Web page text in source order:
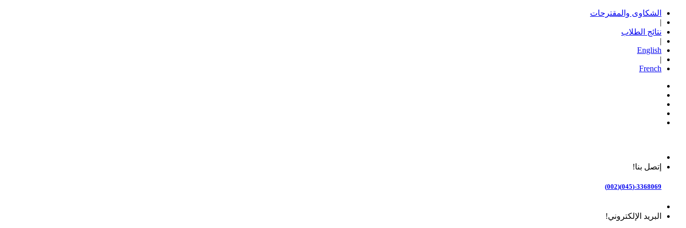
الشكاوى والمقترحات
|
نتائج الطلاب
|
English
|
French
إتصل بنا!
3368069-(045)(002)
البريد الإلكتروني!